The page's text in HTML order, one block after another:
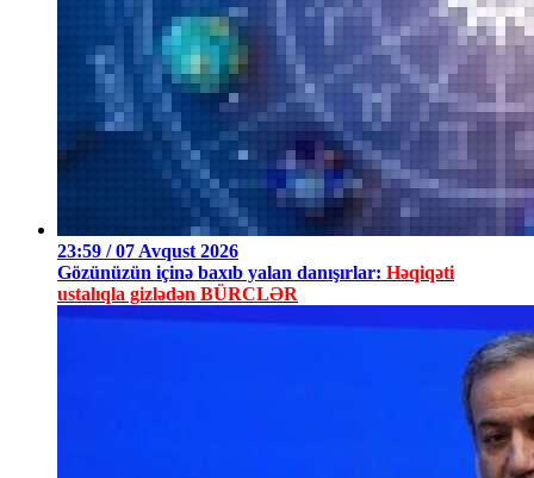
23:59 / 07 Avqust 2026
Gözünüzün içinə baxıb yalan danışırlar: Həqiqəti
ustalıqla gizlədən BÜRCLƏR